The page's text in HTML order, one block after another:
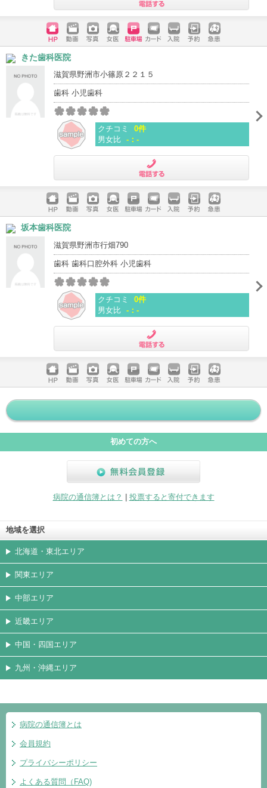
ホームペ
ージ
動画 写真 女医 駐車場
クレジッ
入院 予約 急患
きた歯科医院
滋賀県野洲市小篠原２２１５
歯科 小児歯科
クチコミ
0件
男女比 -：-
ホームペ
ージ
動画 写真 女医 駐車場
クレジッ
入院 予約 急患
坂本歯科医院
滋賀県野洲市行畑790
歯科 歯科口腔外科 小児歯科
クチコミ
0件
男女比 -：-
ホームペ
ージ
動画 写真 女医 駐車場
クレジッ
トカード
入院 予約 急患
初めての方へ
病院の通信簿とは？ | 投票すると寄付できます
地域を選択
北海道・東北エリア
関東エリア
中部エリア
近畿エリア
中国・四国エリア
九州・沖縄エリア
病院の通信簿とは
会員規約
プライバシーポリシー
よくある質問（FAQ)